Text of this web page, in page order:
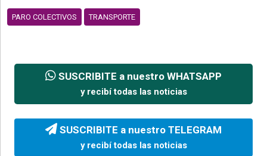
PARO COLECTIVOS TRANSPORTE
SUSCRIBITE a nuestro WHATSAPP
y recibí todas las noticias
SUSCRIBITE a nuestro TELEGRAM
y recibí todas las noticias